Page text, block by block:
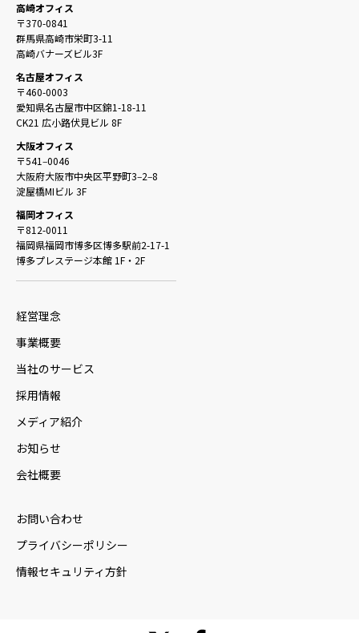
高崎オフィス
〒370-0841
群馬県高崎市栄町3-11
高崎バナーズビル3F
名古屋オフィス
〒460-0003
愛知県名古屋市中区錦1-18-11
CK21 広小路伏見ビル 8F
大阪オフィス
〒541‒0046
大阪府大阪市中央区平野町3‒2‒8
淀屋橋MIビル 3F
福岡オフィス
〒812-0011
福岡県福岡市博多区博多駅前2-17-1
博多プレステージ本館 1F・2F
経営理念
事業概要
当社のサービス
採用情報
メディア紹介
お知らせ
会社概要
お問い合わせ
プライバシーポリシー
情報セキュリティ方針